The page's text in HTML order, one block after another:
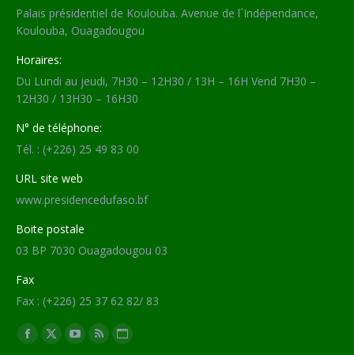
Palais présidentiel de Koulouba. Avenue de l´Indépendance,
Koulouba, Ouagadougou
Horaires:
Du Lundi au jeudi, 7H30 – 12H30 / 13H – 16H Vend 7H30 –
12H30 / 13H30 – 16H30
N° de téléphone:
Tél. : (+226) 25 49 83 00
URL site web
www.presidencedufaso.bf
Boite postale
03 BP 7030 Ouagadougou 03
Fax
Fax : (+226) 25 37 62 82/ 83
Trouvez nous sur :
Facebook
X
YouTube
RSS Site